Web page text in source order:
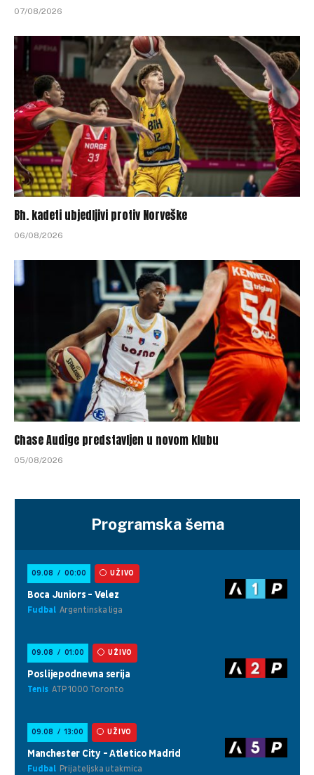
07/08/2026
Bh. kadeti ubjedljivi protiv Norveške
06/08/2026
Chase Audige predstavljen u novom klubu
05/08/2026
Programska šema